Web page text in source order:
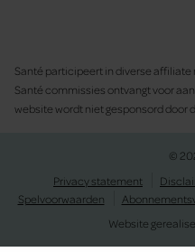
Santé participeert in diverse affiliate
Santé commissies ontvangt voor
website wordt niet gesponsord door
©
Privacy statement
Spelvoorwaarden
Website